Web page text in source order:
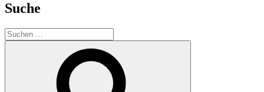
Suche
Suchen
nach: